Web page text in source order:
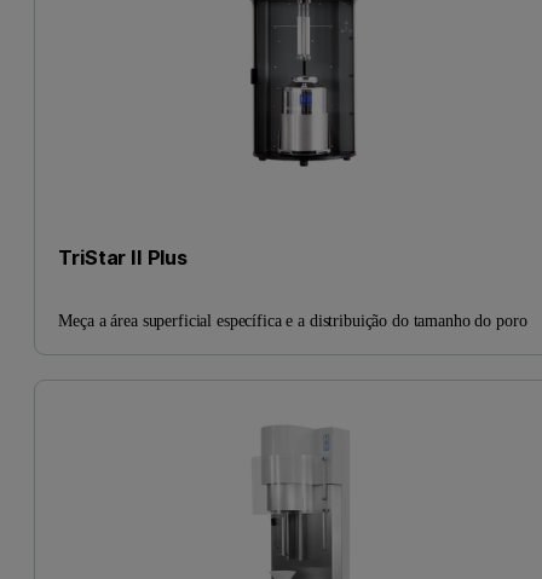
TriStar II Plus
Meça a área superficial específica e a distribuição do tamanho do poro